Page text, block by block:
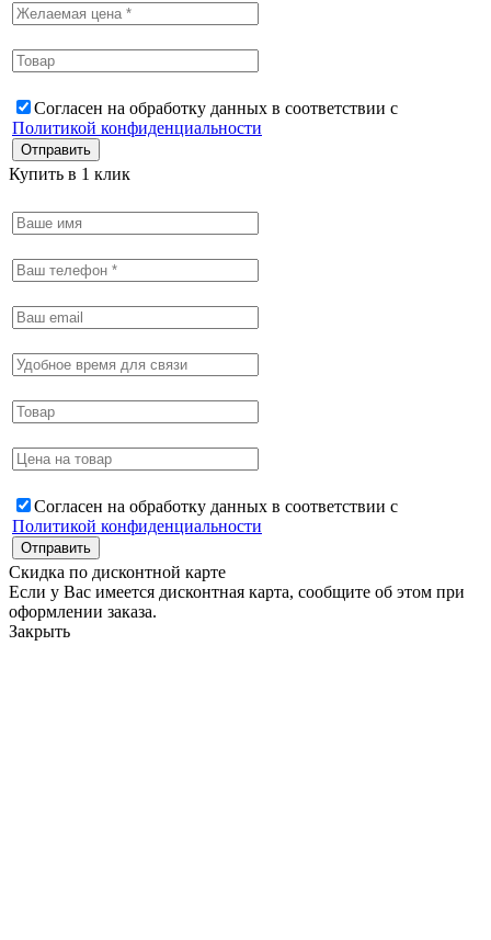
Согласен на обработку данных в соответствии с
Политикой конфиденциальности
Купить в 1 клик
Согласен на обработку данных в соответствии с
Политикой конфиденциальности
Скидка по дисконтной карте
Если у Вас имеется дисконтная карта, сообщите об этом при
оформлении заказа.
Закрыть